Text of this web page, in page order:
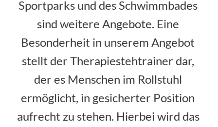
Sportparks und des Schwimmbades
sind weitere Angebote. Eine
Besonderheit in unserem Angebot
stellt der Therapiestehtrainer dar,
der es Menschen im Rollstuhl
ermöglicht, in gesicherter Position
aufrecht zu stehen. Hierbei wird das